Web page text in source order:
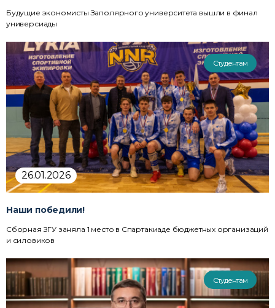
Будущие экономисты Заполярного университета вышли в финал
универсиады
Студентам
26.01.2026
Наши победили!
Сборная ЗГУ заняла 1 место в Спартакиаде бюджетных организаций
и силовиков
Студентам